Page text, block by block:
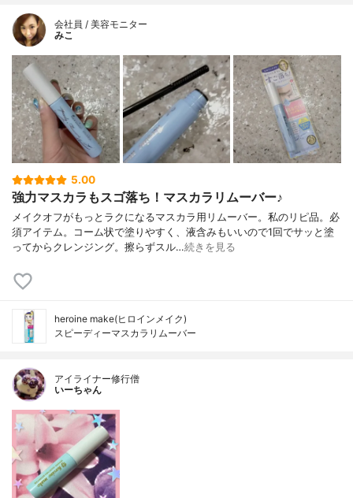
会社員 / 美容モニター
みこ
5.00
強力マスカラもスゴ落ち！マスカラリムーバー♪
メイクオフがもっとラクになるマスカラ用リムーバー。私のリピ品。必
須アイテム。コーム状で塗りやすく、液含みもいいので1回でサッと塗
ってからクレンジング。擦らずスル…続きを見る
heroine make(ヒロインメイク)
スピーディーマスカラリムーバー
アイライナー修行僧
いーちゃん